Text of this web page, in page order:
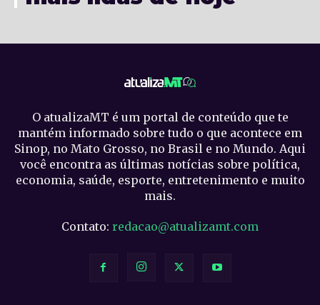
O atualizaMT é um portal de conteúdo que te
mantém informado sobre tudo o que acontece em
Sinop, no Mato Grosso, no Brasil e no Mundo. Aqui
você encontra as últimas notícias sobre política,
economia, saúde, esporte, entretenimento e muito
mais.
Contato: redacao@atualizamt.com